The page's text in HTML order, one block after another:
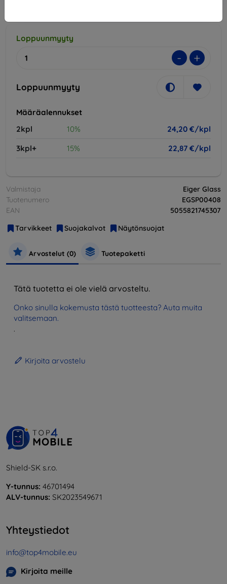
Loppuunmyyty
- +
Loppuunmyyty
Määräalennukset
2kpl
10%
24,20 €/kpl
3kpl+
15% 22,87 €/kpl
Valmistaja
Eiger Glass
Tuotenumero
EGSP00408
EAN
5055821745307
Tarvikkeet
Suojakalvot Näytönsuojat
Arvostelut (0) Tuotepaketti
Tätä tuotetta ei ole vielä arvosteltu.
Onko sinulla kokemusta tästä tuotteesta? Auta muita
valitsemaan.
.
Kirjoita arvostelu
Shield-SK s.r.o.
Y-tunnus: 46701494
ALV-tunnus: SK2023549671
Yhteystiedot
info@top4mobile.eu
Kirjoita meille